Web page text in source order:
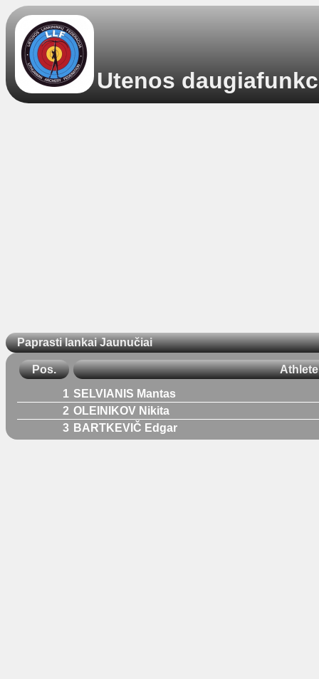
Utenos
Paprasti lankai Jaunučiai
Pos. Athlete
1 SELVIANIS Mantas
2 OLEINIKOV Nikita
3 BARTKEVIČ Edgar